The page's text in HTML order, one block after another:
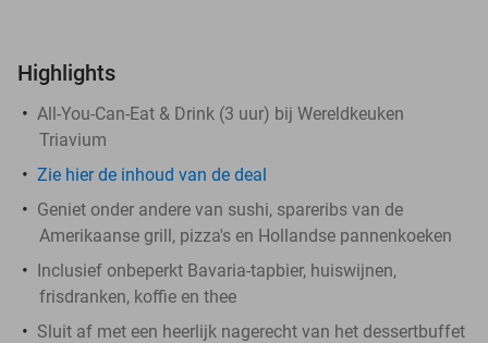
Highlights
All-You-Can-Eat & Drink (3 uur) bij Wereldkeuken
Triavium
Zie hierde inhoud van de deal
Geniet onder andere van sushi, spareribs van de
Amerikaanse grill, pizza's en Hollandse pannenkoeken
Inclusief onbeperkt Bavaria-tapbier, huiswijnen,
frisdranken, koffie en thee
Sluit af met een heerlijk nagerecht van het dessertbuffet